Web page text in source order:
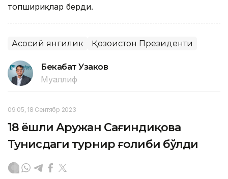
топшириқлар берди.
Асосий янгилик Қозоғистон Президенти
Бекабат Узаков
Муаллиф
09:05, 18 Сентябр 2023
18 ёшли Аружан Сағиндиқова
Тунисдаги турнир ғолиби бўлди